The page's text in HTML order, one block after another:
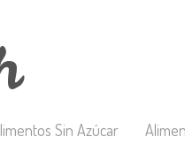
Sin Azúcar